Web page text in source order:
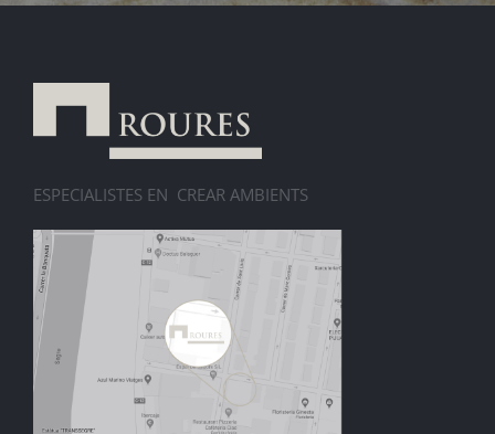
ESPECIALISTES EN CREAR AMBIENTS